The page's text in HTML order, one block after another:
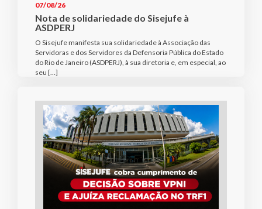
07/08/26
Nota de solidariedade do Sisejufe à
ASDPERJ
O Sisejufe manifesta sua solidariedade à Associação das
Servidoras e dos Servidores da Defensoria Pública do Estado
do Rio de Janeiro (ASDPERJ), à sua diretoria e, em especial, ao
seu […]